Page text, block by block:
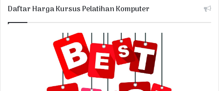
Daftar Harga Kursus Pelatihan Komputer